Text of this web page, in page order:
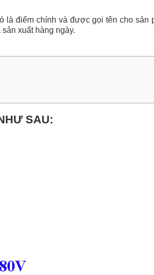
là điểm chính và được gọi tên cho sản
xuất hàng ngày.
SAU: